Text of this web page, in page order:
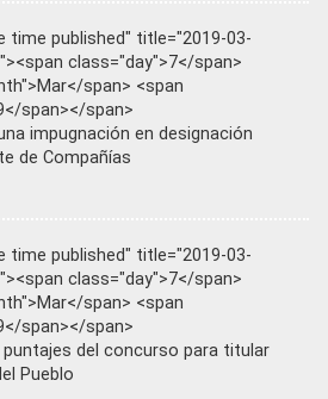
time published" title="2019-03-
class="day">7</span>
span> <span
span></span>
impugnación en designación
de Compañías
time published" title="2019-03-
class="day">7</span>
span> <span
span></span>
puntajes del concurso para titular
Pueblo